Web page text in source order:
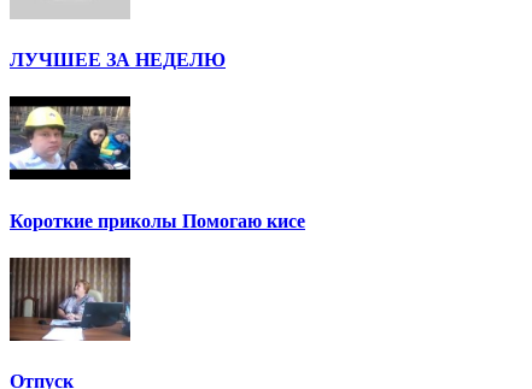
ЛУЧШЕЕ ЗА НЕДЕЛЮ
Короткие приколы Помогаю кисе
Отпуск